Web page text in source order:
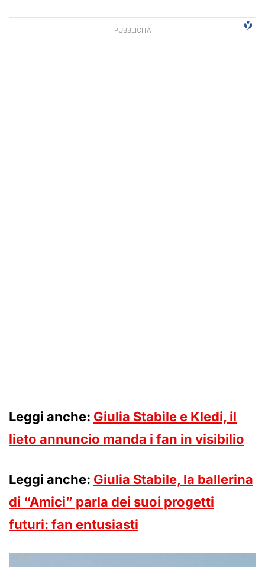
Leggi anche: Giulia Stabile e Kledi, il
lieto annuncio manda i fan in visibilio
Leggi anche: Giulia Stabile, la ballerina
di “Amici” parla dei suoi progetti
futuri: fan entusiasti